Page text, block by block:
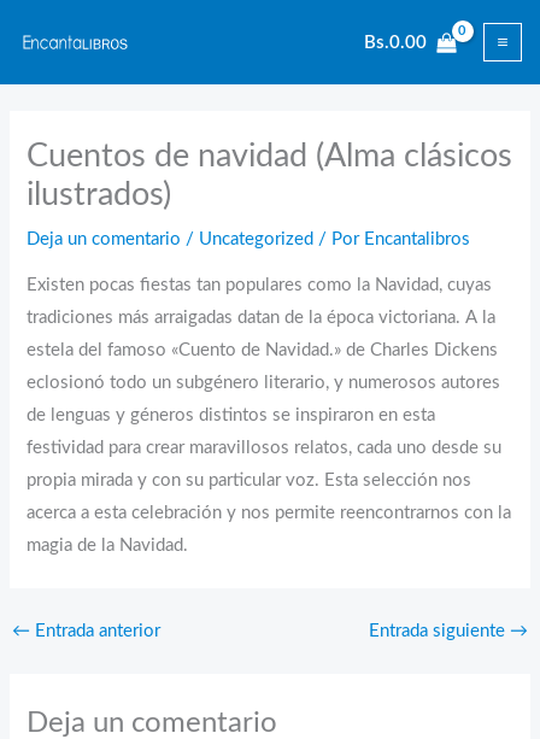
contenido
Bs.0.00
Cuentos de navidad (Alma clásicos
ilustrados)
Deja un comentario / Uncategorized / Por Encantalibros
Existen pocas fiestas tan populares como la Navidad, cuyas
tradiciones más arraigadas datan de la época victoriana. A la
estela del famoso «Cuento de Navidad.» de Charles Dickens
eclosionó todo un subgénero literario, y numerosos autores
de lenguas y géneros distintos se inspiraron en esta
festividad para crear maravillosos relatos, cada uno desde su
propia mirada y con su particular voz. Esta selección nos
acerca a esta celebración y nos permite reencontrarnos con la
magia de la Navidad.
← Entrada anterior Entrada siguiente →
Deja un comentario